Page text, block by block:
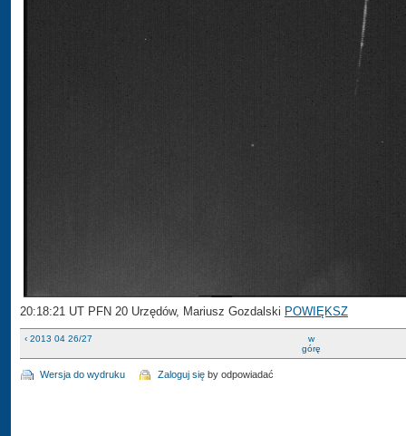
20:18:21 UT PFN 20 Urzędów, Mariusz Gozdalski POWIĘKSZ
‹ 2013 04 26/27
w
górę
Wersja do wydruku Zaloguj się by odpowiadać